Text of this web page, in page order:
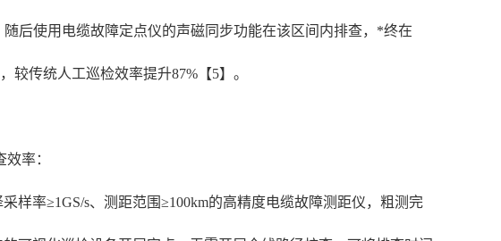
后使用电缆故障定点仪的声磁同步功能在该区间内排查，*终在
较传统人工巡检效率提升87%【5】。
率：
样率≥1GS/s、测距范围≥100km的高精度电缆故障测距仪，粗测完